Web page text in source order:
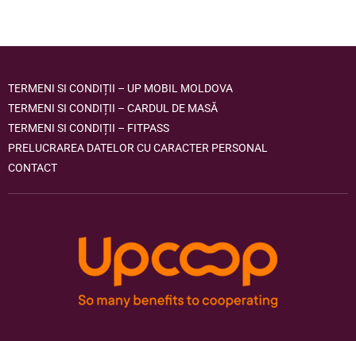
TERMENI SI CONDIȚII – UP MOBIL MOLDOVA
TERMENI SI CONDIȚII – CARDUL DE MASĂ
TERMENI SI CONDIȚII – FITPASS
PRELUCRAREA DATELOR CU CARACTER PERSONAL
CONTACT